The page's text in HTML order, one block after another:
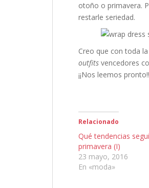
otoño o primavera.
restarle seriedad.
Creo que con toda
outfits vencedores
¡¡Nos leemos pronto!!
Relacionado
Qué tendencias
primavera (I)
23 mayo, 2016
En «moda»